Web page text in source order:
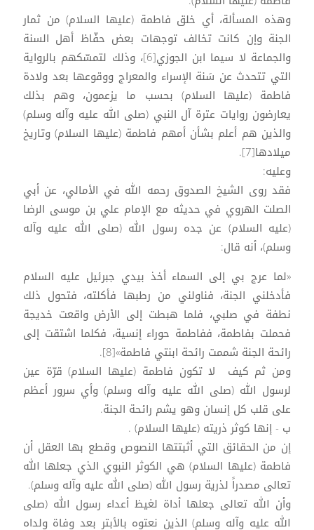
وهذه المسألة، أي خلق فاطمة (عليها السلام) من ثمار
الجنة وإن كانت تخالف توجهات بعض حفّاظ أهل السنة
والجماعة لا سيما ابن الجوزي[6]، وذلك لتمسّكهم بالرواية
التي تتحدث عن سَنة الإسراء والمعراج ووقوعها بعد ولادة
فاطمة (عليها السلام) بحسب ما يزعمون، وهم بذلك
يعارضون روايات عترة آل النبي (صلى الله عليه وآله وسلم)
والذين هم أعلم بشأن أمهم فاطمة (عليها السلام) وتاريخ
ميلادها[7].
وعليه:
فقد روى الشيخ الصدوق رحمه الله في الأمالي، عن أبي
الصلت الهروي في حديثه مع الإمام علي بن موسى الرضا
(عليه السلام) عن جده رسول الله (صلى الله عليه وآله
وسلم)، أنه قال:
«لما عرج بي إلى السماء أخذ بيدي جبرئيل عليه السلام
فأدخلني الجنة، فناولني من رطبها فأكلته، فتحول ذلك
نطفة في صلبي، فلما هبطت إلى الأرض واقعت خديجة
فحملت بفاطمة، ففاطمة حوراء إنسية، فكلما اشتقت إلى
رائحة الجنة شممت رائحة ابنتي فاطمة»[8].
ومن ثم كيف لا تكون فاطمة (عليها السلام) قرّة عين
لرسول الله (صلى الله عليه وآله وسلم) وأي سرور أعظم
على قلب كل إنسان وهو يشم رائحة الجنة.
ب - إنها كوثر ذريته (عليها السلام) .
إن من الحقائق التي أثبتتها النصوص وقطع بها العقل أن
فاطمة (عليها السلام) هي الكوثر النبوي الذي جعلها الله
تعالى مصدراً لذرية رسول الله (صلى الله عليه وآله وسلم).
وأن الله تعالى جعلها أداة لغيظ أعداء رسول الله (صلى
الله عليه وآله وسلم) الذين نعتوه بالأبتر بعد وفاة ولداه